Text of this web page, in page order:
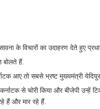
के विचारों का उदाहरण देते हुए
बोलते हैं.
आए तो सबसे भ्रष्ट मुख्यमंत्री
से चोरी किया और बीजेपी उन्हें
हैं और मार रहे हैं.